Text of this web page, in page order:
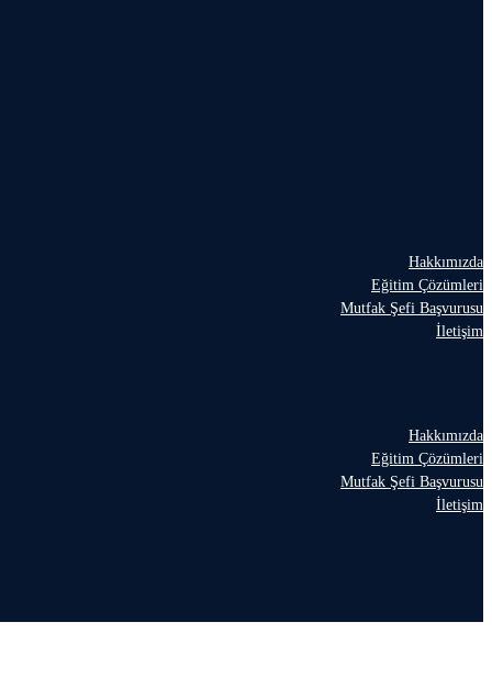
Hakkımızda
Eğitim Çözümleri
Mutfak Şefi Başvurusu
İletişim
Hakkımızda
Eğitim Çözümleri
Mutfak Şefi Başvurusu
İletişim